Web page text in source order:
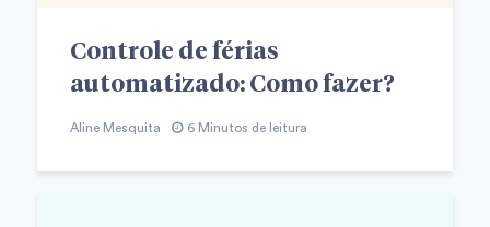
Controle de férias
automatizado: Como fazer?
Aline Mesquita 6 Minutos de leitura